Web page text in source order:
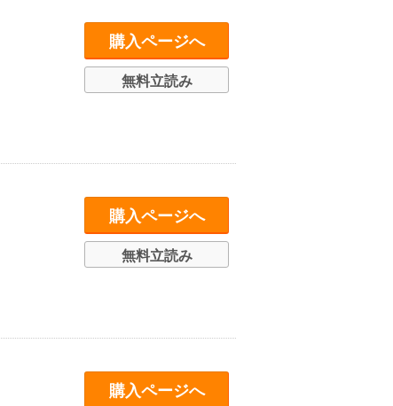
購入ページへ
無料立読み
購入ページへ
無料立読み
購入ページへ